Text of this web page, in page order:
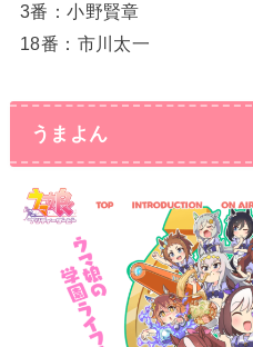
3番：小野賢章
18番：市川太一
うまよん